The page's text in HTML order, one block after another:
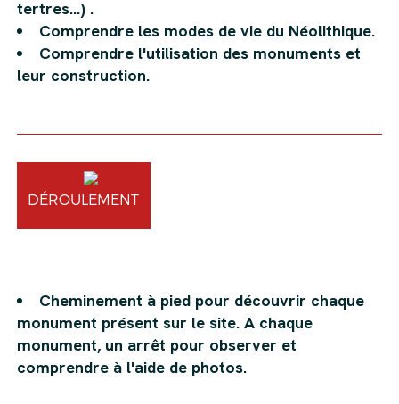
tertres…) .
Comprendre les modes de vie du Néolithique.
Comprendre l'utilisation des monuments et
leur construction.
DÉROULEMENT
Cheminement à pied pour découvrir chaque
monument présent sur le site. A chaque
monument, un arrêt pour observer et
comprendre à l'aide de photos.